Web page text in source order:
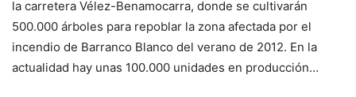
la carretera Vélez-Benamocarra, donde se cultivarán
500.000 árboles para repoblar la zona afectada por el
incendio de Barranco Blanco del verano de 2012. En la
actualidad hay unas 100.000 unidades en producción…